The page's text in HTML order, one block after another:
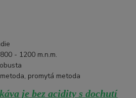
800 - 1200 m.n.m.
promytá metoda
je bez acidity s dochutí